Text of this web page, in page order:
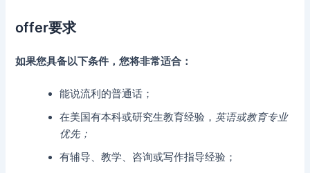
offer要求
如果您具备以下条件，您将非常适合：
能说流利的普通话；
在美国有本科或研究生教育经验， 英语或教育专业
优先；
有辅导、教学、咨询或写作指导经验；